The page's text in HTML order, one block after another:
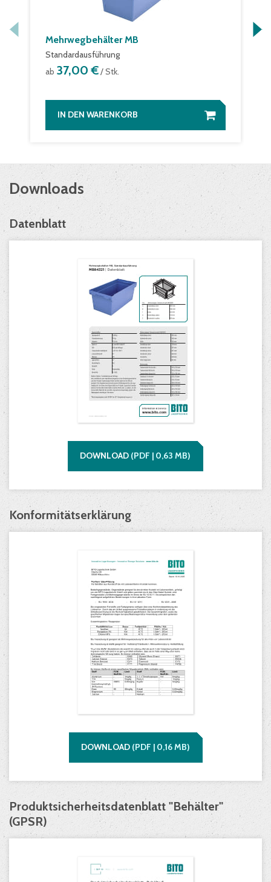
Mehrwegbehälter MB
Standardausführung
ab 37,00 €/ Stk.
IN DEN WARENKORB
Downloads
Datenblatt
DOWNLOAD (PDF | 0,63 MB)
Konformitätserklärung
DOWNLOAD (PDF | 0,16MB)
Produktsicherheitsdatenblatt "Behälter"
(GPSR)